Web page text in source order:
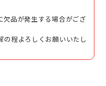
品が発生する場合がござ
の程よろしくお願いいたし